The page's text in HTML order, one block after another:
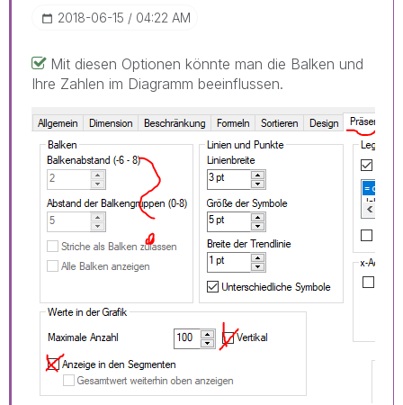
‎2018-06-15 04:22 AM
Mit diesen Optionen könnte man die Balken und
Ihre Zahlen im Diagramm beeinflussen.